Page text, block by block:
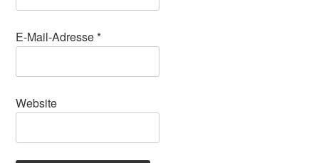
E-Mail-Adresse*
Website